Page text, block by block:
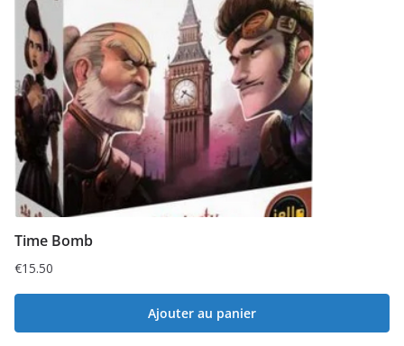
Time Bomb
€15.50
Ajouter au panier